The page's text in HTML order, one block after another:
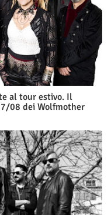
al tour estivo. Il
08 dei Wolfmother